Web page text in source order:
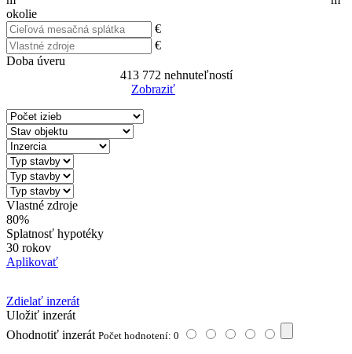
okolie
€
€
Doba úveru
413 772nehnuteľností
Zobraziť
Vlastné zdroje
80%
Splatnosť hypotéky
30 rokov
Aplikovať
Zdielať inzerát
Uložiť inzerát
Ohodnotiť inzerát Počet hodnotení: 0